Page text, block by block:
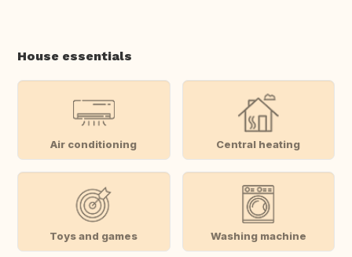
House essentials
Air conditioning Central heating
Toys and games Washing machine